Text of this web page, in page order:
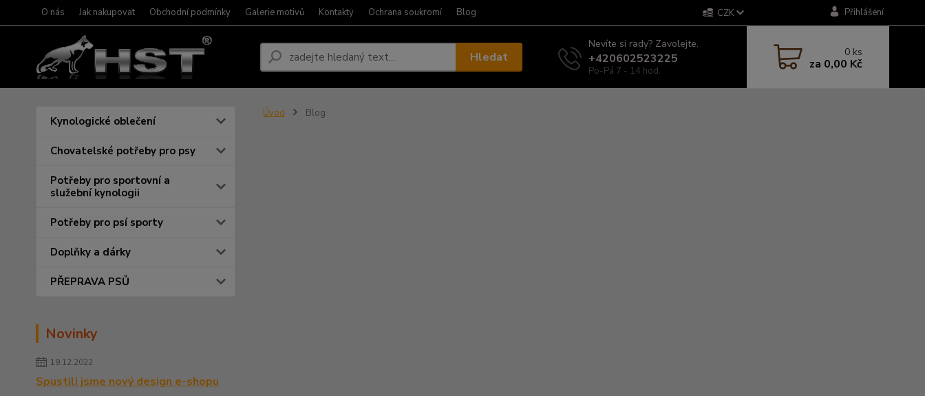
O nás Jak nakupovat Obchodní podmínky Galerie motivů Kontakty Ochrana soukromí Blog CZK Přihlášení
Hledat
Nevíte si rady? Zavolejte.
+420602523225
Po-Pá 7 - 14 hod.
0 ks
za 0,00 Kč
Kynologické oblečení
Chovatelské potřeby pro psy
Potřeby pro sportovní a
služební kynologii
Potřeby pro psí sporty
Doplňky a dárky
PŘEPRAVA PSŮ
Novinky
19.12.2022
Spustili jsme nový design e-shopu
Úvod Blog